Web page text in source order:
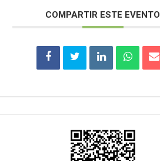
COMPARTIR ESTE EVENTO